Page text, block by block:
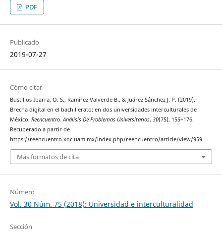
PDF
Publicado
2019-07-27
Cómo citar
Bustillos Ibarra, O. S., Ramírez Valverde B., & Juárez Sánchez J. P. (2019).
Brecha digital en el bachillerato: en dos universidades interculturales de
México. Reencuentro. Análisis De Problemas Universitarios, 30(75), 155–176.
Recuperado a partir de
https://reencuentro.xoc.uam.mx/index.php/reencuentro/article/view/959
Más formatos de cita
Número
Vol. 30 Núm. 75 (2018): Universidad e interculturalidad
Sección